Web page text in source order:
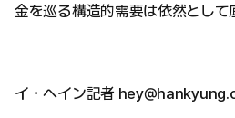
金を巡る構造的需要は依然として
イ・ヘイン記者